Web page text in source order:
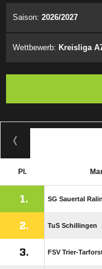
Saison: 2026/2027
Wettbewerb: Kreisliga
Pl.
1. SG Sauertal
2. TuS Schillingen
3. FSV Trier-Tarforst